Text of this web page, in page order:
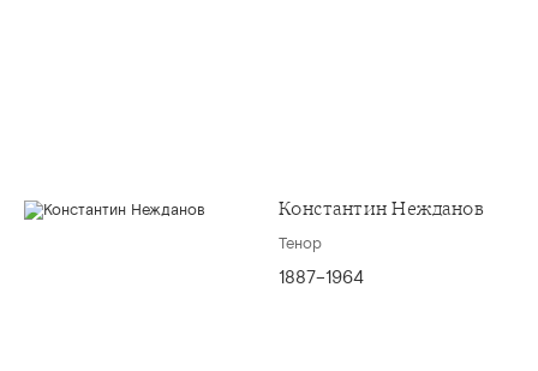
Константин Нежданов
Тенор
1887–1964